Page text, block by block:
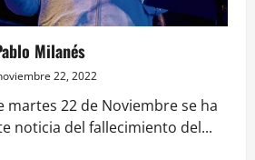
Milanés
22, 2022
martes 22 de Noviembre se ha
noticia del fallecimiento del...